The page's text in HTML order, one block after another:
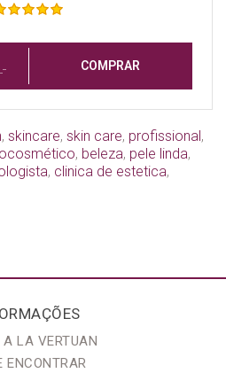
COMPRAR
, skincare, skin care, profissional,
, beleza, pele linda,
, clinica de estetica,
A LA VERTUAN
ENCONTRAR